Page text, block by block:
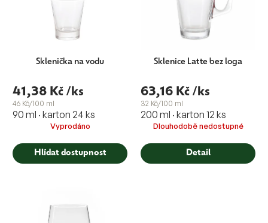
Sklenička na vodu
41,38 Kč /ks
46 Kč/100 ml
90 ml · karton 24 ks
Vyprodáno
Hlídat dostupnost
Sklenice Latte bez loga
63,16 Kč /ks
32 Kč/100 ml
200 ml · karton 12 ks
Dlouhodobě nedostupné
Detail